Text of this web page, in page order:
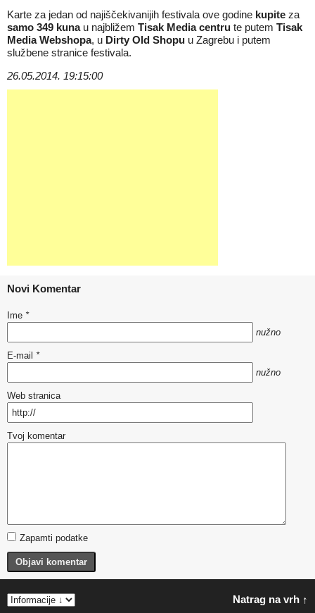
Karte za jedan od najiščekivanijih festivala ove godine kupite za
samo 349 kunau najbližem Tisak Media centru te putem Tisak
Media Webshopa, u Dirty Old Shopu u Zagrebu i putem
službene stranice festivala.
26.05.2014. 19:15:00
Novi Komentar
Ime *
nužno
E-mail *
nužno
Web stranica
Tvoj komentar
Zapamti podatke
Objavi komentar
Natrag na vrh ↑